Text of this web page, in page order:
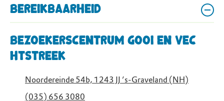
Bereikbaarheid
Bezoekerscentrum Gooi en Vec
htstreek
Noordereinde 54b, 1243 JJ ’s-Graveland (NH)
(035) 656 3080